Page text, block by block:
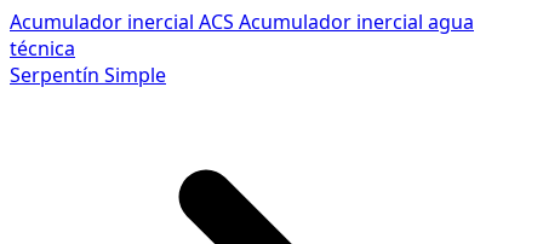
Acumulador inercial ACS Acumulador inercial agua
técnica
Serpentín Simple